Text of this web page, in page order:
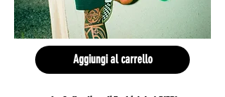
Aggiungi al carrello